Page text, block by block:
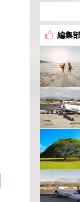
編集